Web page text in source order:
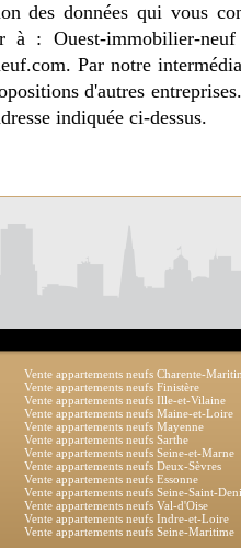
des données qui vous
à : Ouest-immobilier-
Par notre
d'autres
indiquée ci-dessus.
Vente appartements neufs Charente-
Vente appartements neufs Finistère
Vente appartements neufs Ille-et-Vilaine
Vente appartements neufs Maine-et-Loire
Vente appartements neufs Mayenne
Vente appartements neufs Sarthe
Vente appartements neufs Seine-et-Marne
Vente appartements neufs Deux-Sèvres
Vente appartements neufs Essonne
Vente appartements neufs Seine-Saint-
Vente appartements neufs Val-d'Oise
Vente appartements neufs Indre-et-Loire
Vente appartements neufs Seine-Maritime